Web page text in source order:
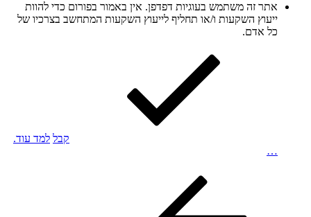
אתר זה משתמש בעוגיות דפדפן. אין באמור בפורום כדי להוות
ייעוץ השקעות ו/או תחליף לייעוץ השקעות המתחשב בצרכיו של
כל אדם.
קבל למד עוד.
…